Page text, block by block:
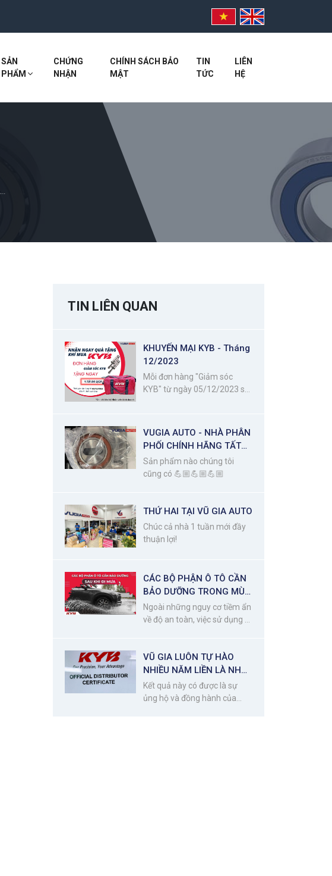
SẢN
PHẨM
CHỨNG
NHẬN
CHÍNH SÁCH BẢO
MẬT
TIN
TỨC
LIÊN
HỆ
VŨ GIA TỰ HÀO LÀ NHÀ PHÂN PHỐI CHÍNH HÃNG " VÒNG BI CÔNG NGHIỆP & VÒNG CỦA HÃNG NSK BI Ô TÔ " BI Ô TÔ "
TIN LIÊN QUAN
KHUYẾN MẠI KYB - Tháng
12/2023
Mỗi đơn hàng "Giảm sóc
KYB" từ ngày 05/12/2023 sẽ
VUGIA AUTO - NHÀ PHÂN
PHỐI CHÍNH HÃNG TẤT
CẢ CÁC DÒNG BI - NSK
Sản phẩm nào chúng tôi
cũng có 💪🏼💪🏼💪🏼
THỨ HAI TẠI VŨ GIA AUTO
Chúc cả nhà 1 tuần mới đầy
thuận lợi!
CÁC BỘ PHẬN Ô TÔ CẦN
BẢO DƯỠNG TRONG MÙA
MƯA
Ngoài những nguy cơ tiềm ẩn
về độ an toàn, việc sử dụng ô
mài mòn, gỉ sét do oxy hóa,
đặc biệt là các chi tiết ở khu
vực gầm xe.
VŨ GIA LUÔN TỰ HÀO
NHIỀU NĂM LIỀN LÀ NHÀ
PHÂN PHỐI HÀNG CHÍNH
HÃNG TỪ KYB
Kết quả này có được là sự
ủng hộ và đồng hành của